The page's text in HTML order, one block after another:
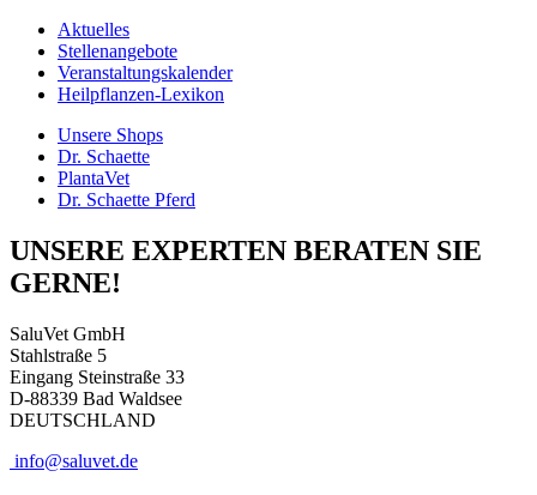
Aktuelles
Stellenangebote
Veranstaltungskalender
Heilpflanzen-Lexikon
Unsere Shops
Dr. Schaette
PlantaVet
Dr. Schaette Pferd
UNSERE EXPERTEN BERATEN SIE
GERNE!
SaluVet GmbH
Stahlstraße 5
Eingang Steinstraße 33
D-88339 Bad Waldsee
DEUTSCHLAND
info@saluvet.de